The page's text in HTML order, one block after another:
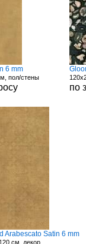
6 mm
пол/стены
по
Arabescato Satin 6 mm
см, декор